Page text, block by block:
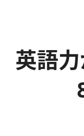
英語